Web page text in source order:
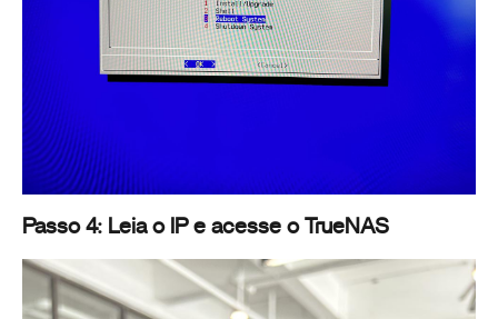
Passo 4: Leia o IP e acesse o TrueNAS